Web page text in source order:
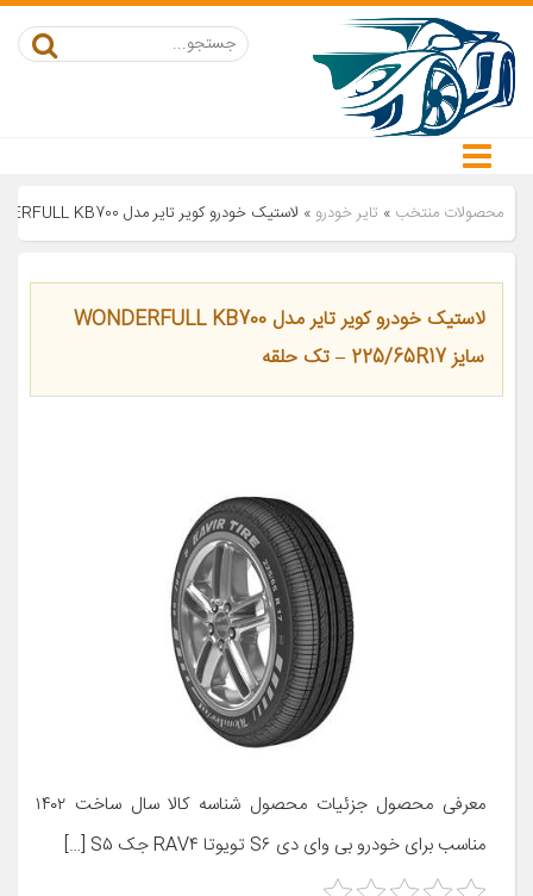
محصولات منتخب » تایر خودرو » لاستیک خودرو کویر تایر مدل WONDERFULL KB700 سایز 225/65R17 – تک حلقه
لاستیک خودرو کویر تایر مدل WONDERFULL KB700
سایز 225/65R17 – تک حلقه
معرفی محصول جزئیات محصول شناسه کالا سال ساخت ۱۴۰۲
مناسب برای خودرو بی وای دی S۶ تویوتا RAV۴ جک S۵ […]